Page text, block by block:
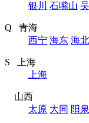
银川
石嘴山
Q 青海
西宁 海东 海
S 上海
上海
山西
太原 大同 阳泉